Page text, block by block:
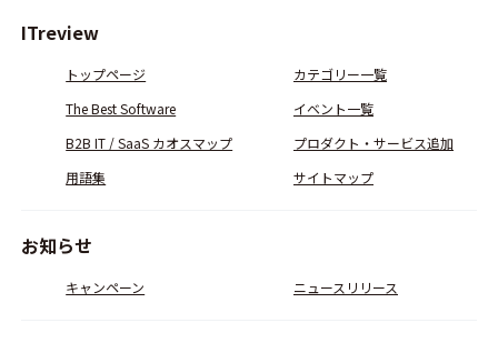
ITreview
トップページ
カテゴリー一覧
The Best Software
イベント一覧
B2B IT / SaaS カオスマップ
プロダクト・サービス追加
用語集
サイトマップ
お知らせ
キャンペーン ニュースリリース